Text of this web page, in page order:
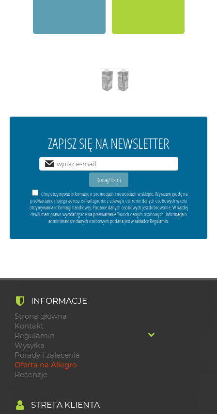
ZAPISZ SIĘ NA NEWSLETTER
Chcę otrzymywać informacje o promocjach i nowościach w sklepie. Wyrażam zgodę na
przetwarzanie mojego adresu e-mail zgodnie z ustawą o ochronie danych osobowych w celu
otrzymywania informacji handlowej. Podanie danych osobowych jest dobrowolne. W każdej
chwili masz prawo wycofać zgodę na przetwarzanie Twoich danych osobowych. Informacja o
administratorze danych osobowych podana jest w zakładce Regulamin.
INFORMACJE
Strona główna
Kontakt
Regulamin
Wysyłka
Porady i zalecenia
Oferta na Allegro
Recenzje
STREFA KLIENTA